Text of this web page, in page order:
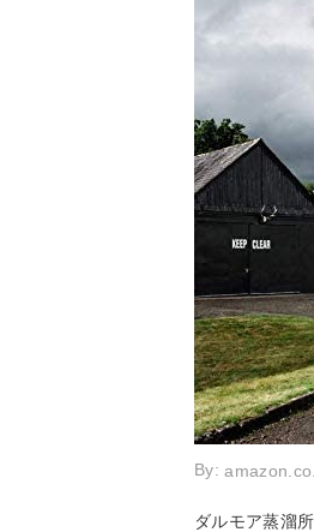
By:
ダルモア蒸溜